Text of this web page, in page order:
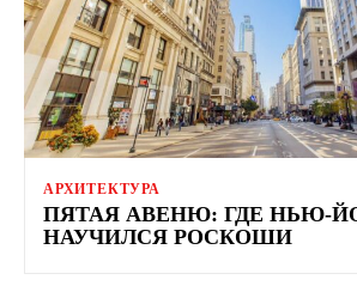
АРХИТЕКТУРА
ПЯТАЯ АВЕНЮ: ГДЕ НЬЮ-
НАУЧИЛСЯ РОСКОШИ